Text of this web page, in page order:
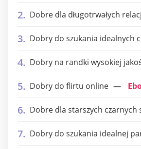
Dobre dla długotrwałych
Dobry do szukania idealnych
Dobry na randki wysokiej
Dobry do flirtu online
Dobre dla starszych czarnych
Dobry do szukania idealnej